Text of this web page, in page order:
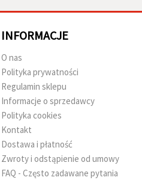
INFORMACJE
O nas
Polityka prywatności
Regulamin sklepu
Informacje o sprzedawcy
Polityka cookies
Kontakt
Dostawa i płatność
Zwroty i odstąpienie od umowy
FAQ - Często zadawane pytania